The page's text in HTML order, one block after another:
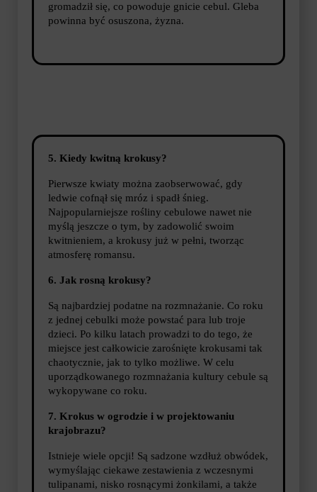
gromadził się, co powoduje gnicie cebul. Gleba
powinna być osuszona, żyzna.
5. Kiedy kwitną krokusy?
Pierwsze kwiaty można zaobserwować, gdy
ledwie cofnął się mróz i spadł śnieg.
Najpopularniejsze rośliny cebulowe nawet nie
myślą jeszcze o tym, by zadowolić swoim
kwitnieniem, a krokusy już w pełni, tworząc
atmosferę romansu.
6. Jak rosną krokusy?
Są najbardziej podatne na rozmnażanie. Co roku
z jednej cebulki może powstać para lub troje
dzieci. Po kilku latach prowadzi to do tego, że
miejsce jest całkowicie zarośnięte krokusami tak
chaotycznie, jak to tylko możliwe. W celu
uporządkowanego rozmnażania kultury cebule są
wykopywane co roku.
7. Krokus w ogrodzie i w projektowaniu
krajobrazu?
Istnieje wiele opcji! Są sadzone wzdłuż obwódek,
wymyślając ciekawe zestawienia z wczesnymi
tulipanami, nisko rosnącymi żonkilami, a także